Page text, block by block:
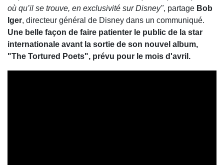
où qu’il se trouve, en exclusivité sur Disney", partage Bob
Iger, directeur général de Disney dans un communiqué.
Une belle façon de faire patienter le public de la star
internationale avant la sortie de son nouvel album,
"The Tortured Poets", prévu pour le mois d'avril.